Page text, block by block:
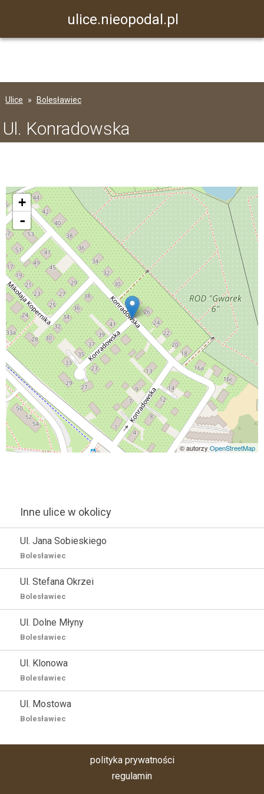
ulice.nieopodal.pl
Ulice Bolesławiec
Ul. Konradowska
+
-
© autorzyOpenStreetMap
Inne ulice w okolicy
Ul. Jana Sobieskiego
Bolesławiec
Ul. Stefana Okrzei
Bolesławiec
Ul. Dolne Młyny
Bolesławiec
Ul. Klonowa
Bolesławiec
Ul. Mostowa
Bolesławiec
polityka prywatności
regulamin